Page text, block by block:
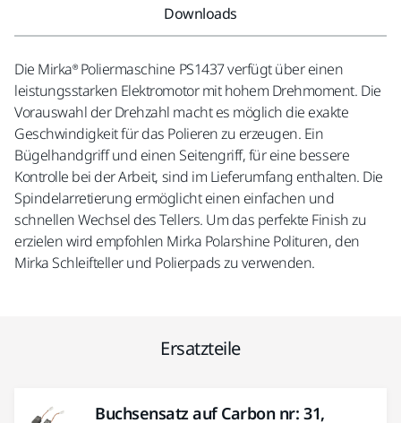
Downloads
Die Mirka® Poliermaschine PS1437 verfügt über einen
leistungsstarken Elektromotor mit hohem Drehmoment. Die
Vorauswahl der Drehzahl macht es möglich die exakte
Geschwindigkeit für das Polieren zu erzeugen. Ein
Bügelhandgriff und einen Seitengriff, für eine bessere
Kontrolle bei der Arbeit, sind im Lieferumfang enthalten. Die
Spindelarretierung ermöglicht einen einfachen und
schnellen Wechsel des Tellers. Um das perfekte Finish zu
erzielen wird empfohlen Mirka Polarshine Polituren, den
Mirka Schleifteller und Polierpads zu verwenden.
Ersatzteile
Buchsensatz auf Carbon nr: 31,